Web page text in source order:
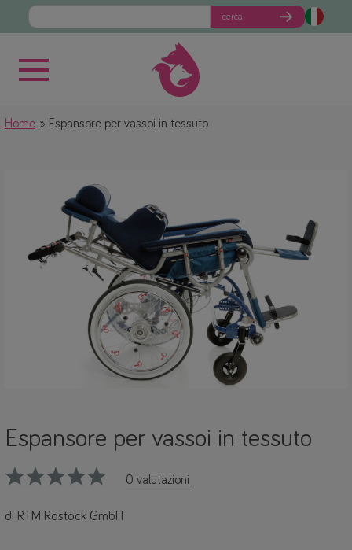
cerca
Home Espansore per vassoi in tessuto
Espansore per vassoi in tessuto
0 valutazioni
di RTM Rostock GmbH